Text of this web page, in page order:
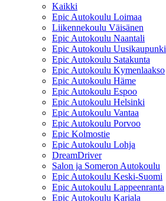
Kaikki
Epic Autokoulu Loimaa
Liikennekoulu Väisänen
Epic Autokoulu Naantali
Epic Autokoulu Uusikaupunki
Epic Autokoulu Satakunta
Epic Autokoulu Kymenlaakso
Epic Autokoulu Häme
Epic Autokoulu Espoo
Epic Autokoulu Helsinki
Epic Autokoulu Vantaa
Epic Autokoulu Porvoo
Epic Kolmostie
Epic Autokoulu Lohja
DreamDriver
Salon ja Someron Autokoulu
Epic Autokoulu Keski-Suomi
Epic Autokoulu Lappeenranta
Epic Autokoulu Karjala